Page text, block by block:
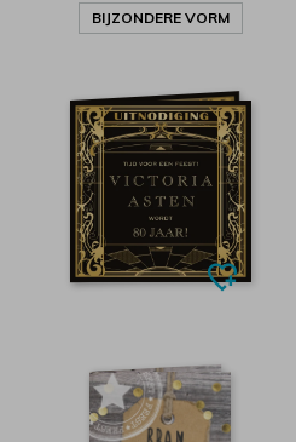
BIJZONDERE VORM